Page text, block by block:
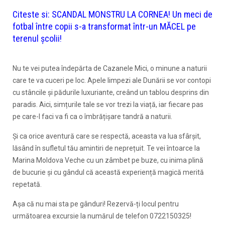
Citeste si: SCANDAL MONSTRU LA CORNEA! Un meci de
fotbal între copii s-a transformat într-un MĂCEL pe
terenul școlii!
Nu te vei putea îndepărta de Cazanele Mici, o minune a naturii
care te va cuceri pe loc. Apele limpezi ale Dunării se vor contopi
cu stâncile și pădurile luxuriante, creând un tablou desprins din
paradis. Aici, simțurile tale se vor trezi la viață, iar fiecare pas
pe care-l faci va fi ca o îmbrățișare tandră a naturii.
Și ca orice aventură care se respectă, aceasta va lua sfârșit,
lăsând în sufletul tău amintiri de neprețuit. Te vei întoarce la
Marina Moldova Veche cu un zâmbet pe buze, cu inima plină
de bucurie și cu gândul că această experiență magică merită
repetată.
Așa că nu mai sta pe gânduri! Rezervă-ți locul pentru
următoarea excursie la numărul de telefon 0722150325!